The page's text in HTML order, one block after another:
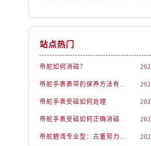
站点热门
帝舵如何消磁？
帝舵手表表带的保养方法有哪些？
帝舵手表受磁如何处理
帝舵手表受磁如何正确消磁
帝舵碧湾专业型：古董劳力士的“转世重生”